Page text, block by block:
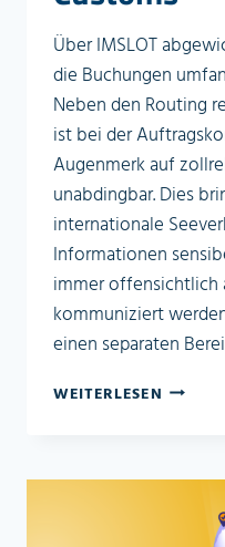
Über IMSLOT
die Buchungen
Neben den Routing
ist bei der
Augenmerk auf
unabdingbar. Dies
internationale
Informationen
immer offensichtlich
kommuniziert
einen separaten
WEITERLESEN CUSTOMS